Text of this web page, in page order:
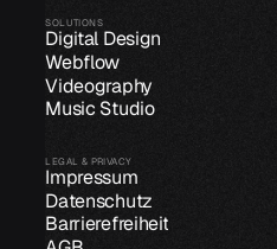
SOLUTIONS
Digital Design
Webflow
Videography
Music Studio
LEGAL & PRIVACY
Impressum
Datenschutz
Barrierefreiheit